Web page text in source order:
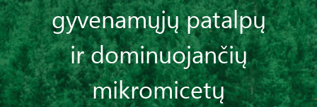
gyvenamųjų patalpų
ir dominuojančių
mikromicetų